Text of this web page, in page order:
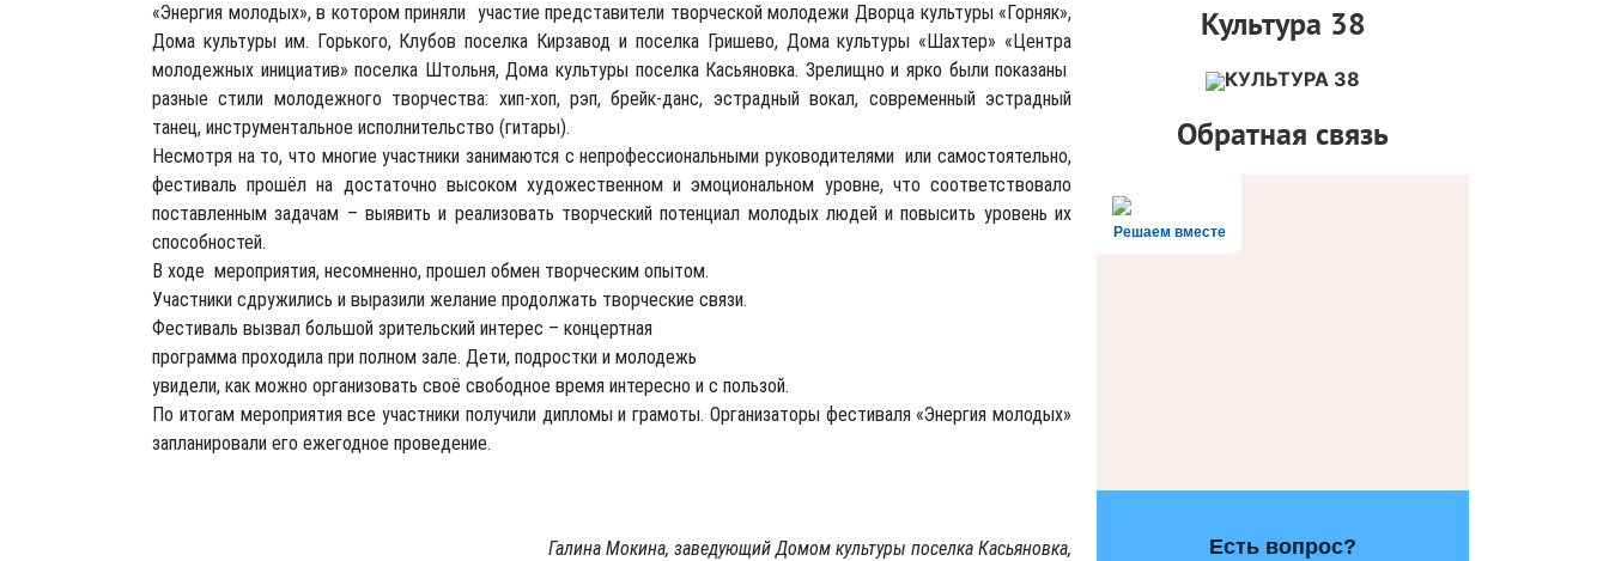
«Энергия молодых», в котором приняли участие представители творческой молодежи Дворца культуры «Горняк»,
Дома культуры им. Горького, Клубов поселка Кирзавод и поселка Гришево, Дома культуры «Шахтер» «Центра
молодежных инициатив» поселка Штольня, Дома культуры поселка Касьяновка. Зрелищно и ярко были показаны
разные стили молодежного творчества: хип-хоп, рэп, брейк-данс, эстрадный вокал, современный эстрадный
танец, инструментальное исполнительство (гитары).
Несмотря на то, что многие участники занимаются с непрофессиональными руководителями или самостоятельно,
фестиваль прошёл на достаточно высоком художественном и эмоциональном уровне, что соответствовало
поставленным задачам – выявить и реализовать творческий потенциал молодых людей и повысить уровень их
способностей.
В ходе мероприятия, несомненно, прошел обмен творческим опытом.
Участники сдружились и выразили желание продолжать творческие связи.
Фестиваль вызвал большой зрительский интерес – концертная
программа проходила при полном зале. Дети, подростки и молодежь
увидели, как можно организовать своё свободное время интересно и с пользой.
По итогам мероприятия все участники получили дипломы и грамоты. Организаторы фестиваля «Энергия молодых»
запланировали его ежегодное проведение.
Галина Мокина, заведующий Домом культуры поселка Касьяновка,
Культура 38
КУЛЬТУРА 38
Обратная связь
Решаем вместе
Есть вопрос?